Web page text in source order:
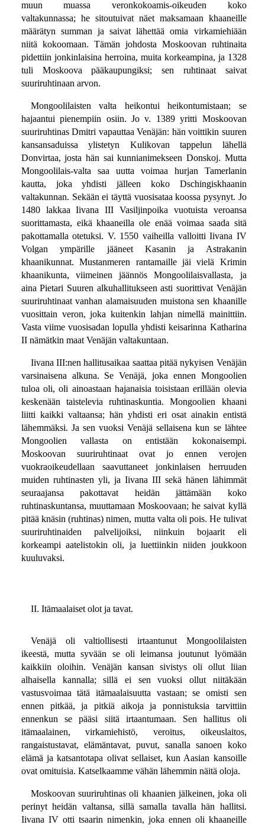
muun muassa veronkokoamis-oikeuden koko
valtakunnassa; he sitoutuivat näet maksamaan khaaneille
määrätyn summan ja saivat lähettää omia virkamiehiään
niitä kokoomaan. Tämän johdosta Moskoovan ruhtinaita
pidettiin jonkinlaisina herroina, muita korkeampina, ja 1328
tuli Moskoova pääkaupungiksi; sen ruhtinaat saivat
suuriruhtinaan arvon.
Mongoolilaisten valta heikontui heikontumistaan; se
hajaantui pienempiin osiin. Jo v. 1389 yritti Moskoovan
suuriruhtinas Dmitri vapauttaa Venäjän: hän voittikin suuren
kansansaduissa ylistetyn Kulikovan tappelun lähellä
Donvirtaa, josta hän sai kunnianimekseen Donskoj. Mutta
Mongoolilais-valta saa uutta voimaa hurjan Tamerlanin
kautta, joka yhdisti jälleen koko Dschingiskhaanin
valtakunnan. Sekään ei täyttä vuosisataa koossa pysynyt. Jo
1480 lakkaa Iivana III Vasiljinpoika vuotuista veroansa
suorittamasta, eikä khaaneilla ole enää voimaa saada sitä
pakottamalla otetuksi. V. 1550 vaiheilla valloitti Iivana IV
Volgan ympärille jääneet Kasanin ja Astrakanin
khaanikunnat. Mustanmeren rantamaille jäi vielä Krimin
khaanikunta, viimeinen jäännös Mongoolilaisvallasta, ja
aina Pietari Suuren alkuhallitukseen asti suorittivat Venäjän
suuriruhtinaat vanhan alamaisuuden muistona sen khaanille
vuosittain veron, joka kuitenkin lahjan nimellä mainittiin.
Vasta viime vuosisadan lopulla yhdisti keisarinna Katharina
II nämätkin maat Venäjän valtakuntaan.
Iivana III:nen hallitusaikaa saattaa pitää nykyisen Venäjän
varsinaisena alkuna. Se Venäjä, joka ennen Mongoolien
tuloa oli, oli ainoastaan hajanaisia toisistaan erillään olevia
keskenään taistelevia ruhtinaskuntia. Mongoolien khaani
liitti kaikki valtaansa; hän yhdisti eri osat ainakin entistä
lähemmäksi. Ja sen vuoksi Venäjä sellaisena kun se lähtee
Mongoolien vallasta on entistään kokonaisempi.
Moskoovan suuriruhtinaat ovat jo ennen verojen
vuokraoikeudellaan saavuttaneet jonkinlaisen herruuden
muiden ruhtinasten yli, ja Iivana III sekä hänen lähimmät
seuraajansa pakottavat heidän jättämään koko
ruhtinaskuntansa, muuttamaan Moskoovaan; he saivat kyllä
pitää knäsin (ruhtinas) nimen, mutta valta oli pois. He tulivat
suuriruhtinaiden palvelijoiksi, niinkuin bojaarit eli
korkeampi aatelistokin oli, ja luettiinkin niiden joukkoon
kuuluvaksi.
II. Itämaalaiset olot ja tavat.
Venäjä oli valtiollisesti irtaantunut Mongoolilaisten
ikeestä, mutta syvään se oli leimansa joutunut lyömään
kaikkiin oloihin. Venäjän kansan sivistys oli ollut liian
alhaisella kannalla; sillä ei sen vuoksi ollut niitäkään
vastusvoimaa tätä itämaalaisuutta vastaan; se omisti sen
ennen pitkää, ja pitkiä aikoja ja ponnistuksia tarvittiin
ennenkun se pääsi siitä irtaantumaan. Sen hallitus oli
itämaalainen, virkamiehistö, veroitus, oikeuslaitos,
rangaistustavat, elämäntavat, puvut, sanalla sanoen koko
elämä ja katsantotapa olivat sellaiset, kun Aasian kansoille
ovat omituisia. Katselkaamme vähän lähemmin näitä oloja.
Moskoovan suuriruhtinas oli khaanien jälkeinen, joka oli
perinyt heidän valtansa, sillä samalla tavalla hän hallitsi.
Iivana IV otti tsaarin nimenkin, joka ennen oli khaaneille